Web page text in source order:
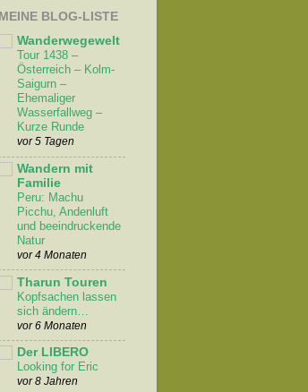
MEINE BLOG-LISTE
Wanderwegewelt
Tour 1438 –
Österreich – Kolm-
Saigurn –
Ehemaliger
Wasserfallweg –
Kurze Runde
vor 5 Tagen
Wandern mit
Familie
Peru: Machu
Picchu, Andenluft
und beeindruckende
Natur
vor 4 Monaten
Tharun Touren
Kopfsachen lassen
sich ändern…
vor 6 Monaten
Der LIBERO
Looking for Eric
vor 8 Jahren